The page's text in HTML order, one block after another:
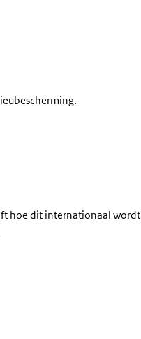
hoe dit internationaal wordt